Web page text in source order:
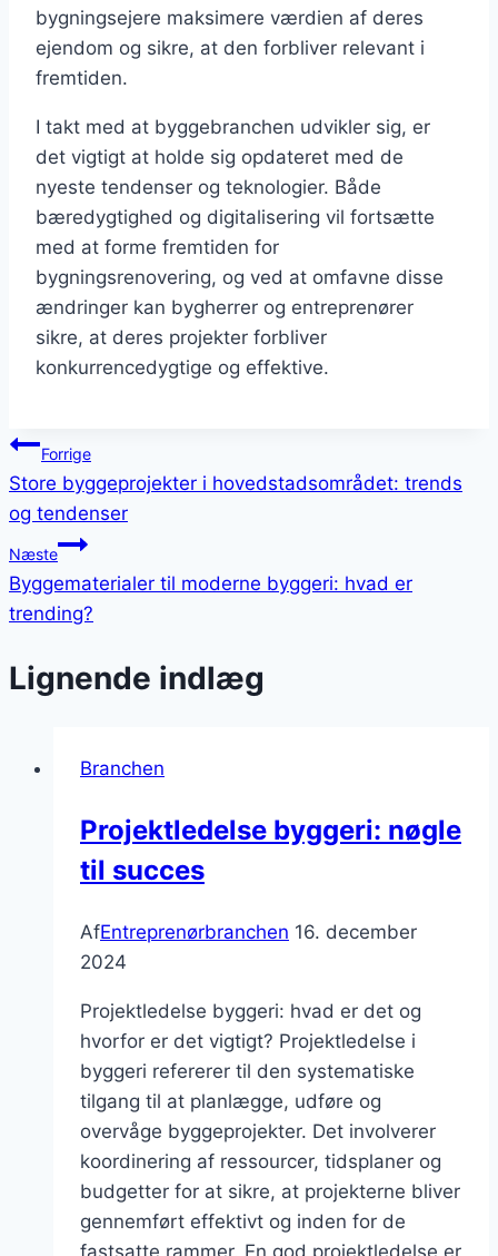
bygningsejere maksimere værdien af deres
ejendom og sikre, at den forbliver relevant i
fremtiden.
I takt med at byggebranchen udvikler sig, er
det vigtigt at holde sig opdateret med de
nyeste tendenser og teknologier. Både
bæredygtighed og digitalisering vil fortsætte
med at forme fremtiden for
bygningsrenovering, og ved at omfavne disse
ændringer kan bygherrer og entreprenører
sikre, at deres projekter forbliver
konkurrencedygtige og effektive.
Indlægsnavigation
Forrige
Store byggeprojekter i hovedstadsområdet: trends
og tendenser
Næste
Byggematerialer til moderne byggeri: hvad er
trending?
Lignende indlæg
Branchen
Projektledelse byggeri: nøgle
til succes
AfEntreprenørbranchen 16. december
2024
Projektledelse byggeri: hvad er det og
hvorfor er det vigtigt? Projektledelse i
byggeri refererer til den systematiske
tilgang til at planlægge, udføre og
overvåge byggeprojekter. Det involverer
koordinering af ressourcer, tidsplaner og
budgetter for at sikre, at projekterne bliver
gennemført effektivt og inden for de